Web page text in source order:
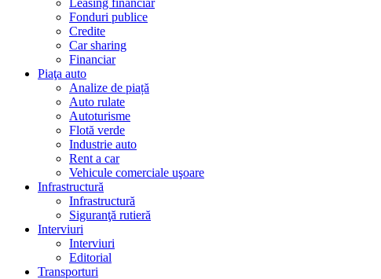
Leasing financiar
Fonduri publice
Credite
Car sharing
Financiar
Piaţa auto
Analize de piață
Auto rulate
Autoturisme
Flotă verde
Industrie auto
Rent a car
Vehicule comerciale uşoare
Infrastructură
Infrastructură
Siguranţă rutieră
Interviuri
Interviuri
Editorial
Transporturi